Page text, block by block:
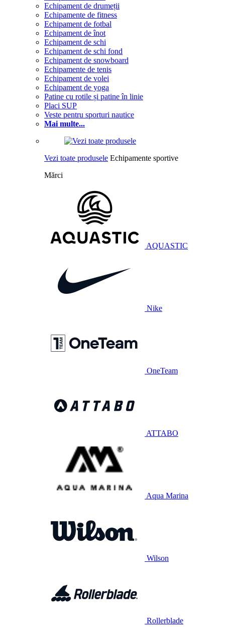
Echipament de drumeții
Echipamente de fitness
Echipament de fotbal
Echipament de înot
Echipament de schi
Echipament de schi fond
Echipament de snowboard
Echipamente de tenis
Echipament de volei
Echipament de yoga
Patine cu rotile și patine în linie
Placi SUP
Veste pentru sporturi nautice
Mai multe...
Vezi toate produsele Echipamente sportive
Mărci
AQUASTIC
Nike
OneTeam
ATTABO
Aqua Marina
Wilson
Rollerblade